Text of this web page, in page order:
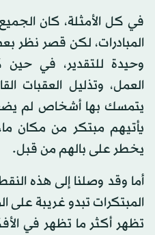
في كل الأمثلة، كان
المبادرات، لكن قصر نظر
وحيدة للتقدير، في حين
العمل، وتذليل العقبات
يتمسك بها أشخاص لم
يأتيهم مبتكر من مكان
يخطر على بالهم من قبل.
أما وقد وصلنا إلى هذه
المبتكرات تبدو غريبة على
تظهر أكثر ما تظهر في